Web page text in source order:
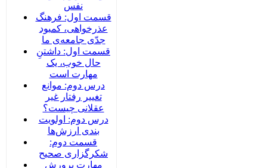
نفس
قسمت اول: فرهنگ
عذرخواهی، کمبود
جدّی جامعه‌ی ما
قسمت اول: داشتنِ
حال خوب، یک
مهارت است
درس دوم: موانع
تغییر رفتار غیر
عقلانی چیست؟
درس دوم: اولویت
بندی ارزش‌ها
قسمت دوم:
شکرگزاری صحیح
مهارت پرورش